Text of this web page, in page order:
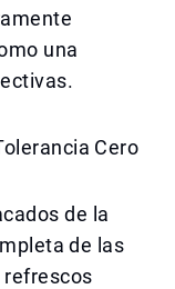
una
Cero
de la
de las
refrescos